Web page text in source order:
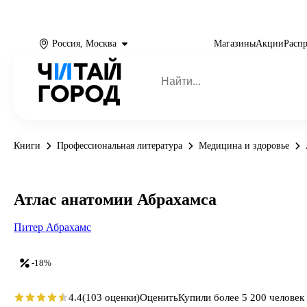
Россия, Москва МагазиныАкции
Книги Профессиональная литература Медицина и здоровье
-18%
Атлас анатомии Абрахамса
Питер Абрахамс
4.4(103 оценки)ОценитьКупили более 5 200 человек